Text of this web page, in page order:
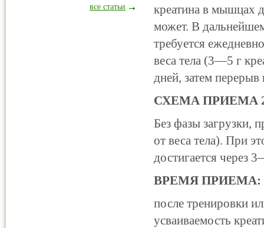
креатина в мышцах
может. В
требуется
веса тела (3—5 г
дней, затем
СХЕМА ПРИЕМА
Без фазы загрузки,
от веса тела). При
достигается через
ВРЕМЯ ПРИЕМА:
после тренировки
усваиваемость
все статьи